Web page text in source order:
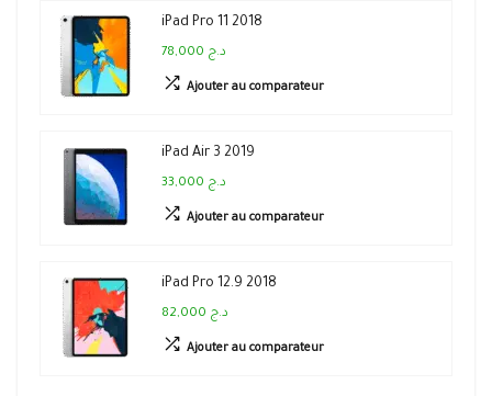
iPad Pro 11 2018
78,000 د.ج
Ajouter au comparateur
iPad Air 3 2019
33,000 د.ج
Ajouter au comparateur
iPad Pro 12.9 2018
82,000 د.ج
Ajouter au comparateur